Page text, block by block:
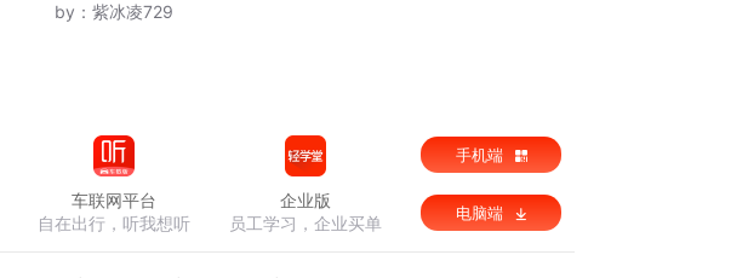
by： 紫冰凌729
车联网平台
自在出行，听我想听
企业版
员工学习，企业买单
手机端
电脑端